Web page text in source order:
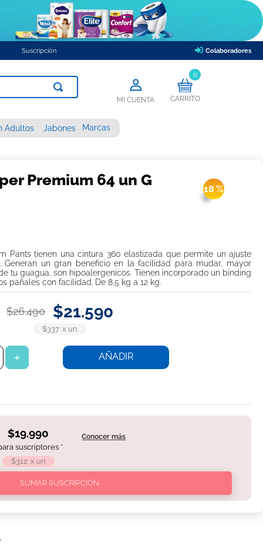
Suscripción Colaboradores
MI CUENTA
0
CARRITO
Adultos Jabones Marcas
Premium 64 un G
18 %
Pants tienen una cintura 360 elastizada que permite un ajuste
un gran beneficio en la facilidad para mudar, mayor
tu guagua, son hipoalergenicos. Tienen incorporado un binding
pañales con facilidad. De 8,5 kg a 12 kg.
$26.490 $21.590
$337 x un
＋ AÑADIR
$19.990
suscriptores *
$312 x un
Conocer más
SUMAR SUSCRIPCIÓN